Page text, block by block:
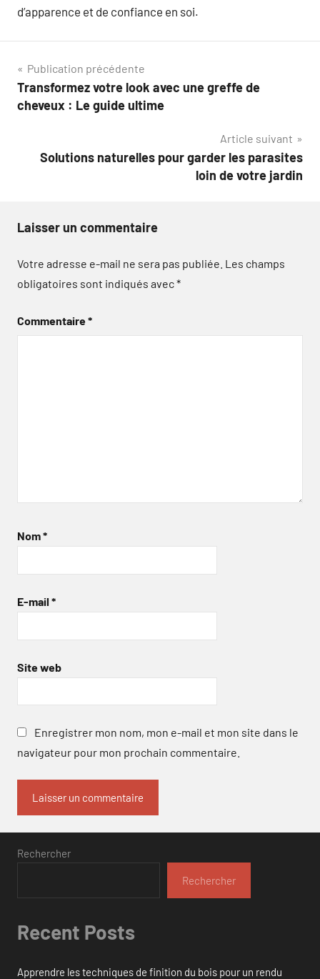
d’apparence et de confiance en soi.
Navigation
de
Publication précédente
Transformez votre look avec une greffe de
cheveux : Le guide ultime
Article suivant
Solutions naturelles pour garder les parasites
loin de votre jardin
Laisser un commentaire
Votre adresse e-mail ne sera pas publiée. Les champs
obligatoires sont indiqués avec*
Commentaire*
Nom*
E-mail *
Site web
Enregistrer mon nom, mon e-mail et mon site dans le
navigateur pour mon prochain commentaire.
Rechercher
Rechercher
Recent Posts
Apprendre les techniques de finition du bois pour un rendu